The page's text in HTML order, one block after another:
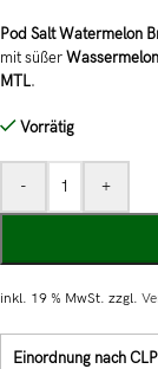
Pod Salt Watermelon
mit süßer
MTL.
Vorrätig
- +
inkl. 19 % MwSt. zzgl.
Einordnung nach